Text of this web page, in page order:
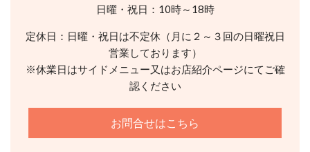
日曜・祝日：10時～18時
定休日：日曜・祝日は不定休（月に２～３回の日曜祝日
営業しております）
※休業日はサイドメニュー又はお店紹介ページにてご確
認ください
お問合せはこちら